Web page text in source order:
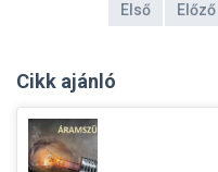
Első Előző
Cikk ajánló